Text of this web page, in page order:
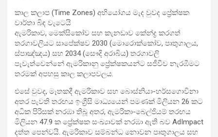
කාල කලාප (Time Zones) අභියෝගය මැද වුවද ප්‍රේක්ෂක
වාර්තා බිඳ වැටෙයි
ඇමරිකාව, මෙක්සිකෝව සහ කැනඩාව කේන්ද්‍ර කරගත්
තරගාවලියට සාපේක්ෂව 2030 (මොරොක්කෝව, පෘතුගාලය,
ස්පාඤ්ඤය) සහ 2034 (සෞදි අරාබිය) තරගාවලි
පැවැත්වෙන්නේ ඇමරිකානු ප්‍රේක්ෂකයන්ට සජීවීව නැරඹීමට
තරමක් අපහසු කාල කලාපවලය.
එසේ වුවද, මෑතකදී ඇමරිකාව සහ බොස්නියා-හර්සගොවිනා
අතර පැවති තරඟය ඉංග්‍රීසි මාධ්‍යයෙන් පමණක් මිලියන 26 කට
අධික පිරිසක් නරඹා තිබූ අතර, ඇමරිකා-බෙල්ජියම් තරඟය
මිලියන 47.9 ක ප්‍රේක්ෂක සංඛ්‍යාවක් නරඹා ඇති බව AdImpact
දත්ත පෙන්වයි. ඇමරිකාව සම්බන්ධ නොවන පෘතුගාලය සහ